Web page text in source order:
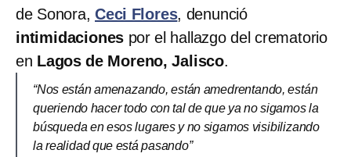
de Sonora,Ceci Flores, denunció
intimidaciones por el hallazgo del crematorio
en Lagos de Moreno, Jalisco.
“Nos están amenazando, están amedrentando, están
queriendo hacer todo con tal de que ya no sigamos la
búsqueda en esos lugares y no sigamos visibilizando
la realidad que está pasando”